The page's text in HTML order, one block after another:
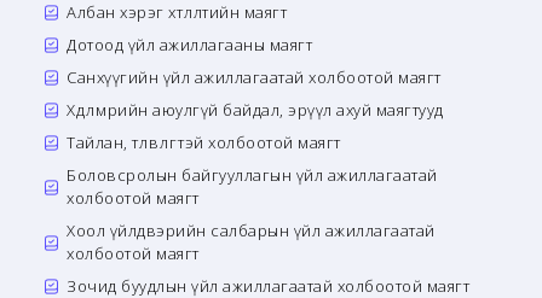
Албан хэрэг хөтлөлтийн маягт
Дотоод үйл ажиллагааны маягт
Санхүүгийн үйл ажиллагаатай холбоотой маягт
Хөдөлмөрийн аюулгүй байдал, эрүүл ахуй маягтууд
Тайлан, төлөвлөгөөтэй холбоотой маягт
Боловсролын байгууллагын үйл ажиллагаатай
холбоотой маягт
Хоол үйлдвэрийн салбарын үйл ажиллагаатай
холбоотой маягт
Зочид буудлын үйл ажиллагаатай холбоотой маягт